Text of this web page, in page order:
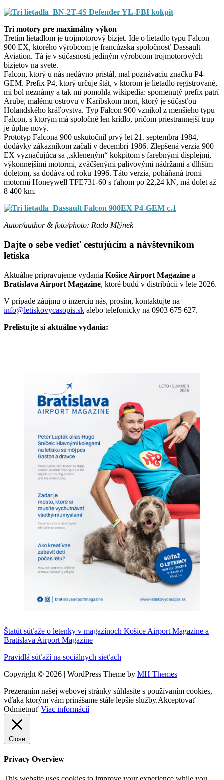
Tri motory pre maximálny výkon
Tretím lietadlom je trojmotorový bizjet. Ide o lietadlo typu Falcon
900 EX, ktorého výrobcom je francúzska spoločnosť Dassault
Aviation. Tá je v súčasnosti jediným výrobcom trojmotorových
bizjetov na svete.
Falcon, ktorý u nás nedávno pristál, mal poznávaciu značku P4-
GEM. Prefix P4, ktorý určuje štát, v ktorom je lietadlo registrované,
mi bol neznámy a tak mi pomohla wikipedia: spomenutý prefix patrí
Arube, malému ostrovu v Karibskom mori, ktorý je súčasťou
Holandského kráľovstva. Typ Falcon 900 vznikol z menšieho typu
Falcon, s ktorým má spoločné len krídlo, pričom priestrannejší trup
je úplne nový.
Prototyp Falcona 900 uskutočnil prvý let 21. septembra 1984,
dodávky zákazníkom začali v decembri 1986. Zlepšená verzia 900
EX vyznačujúca sa „skleneným“ kokpitom s farebnými displejmi,
výkonnejšími motormi, zväčšenými palivovými nádržami a dlhším
doletom, sa dodáva od roku 1996. Táto verzia, poháňaná tromi
motormi Honeywell TFE731-60 s ťahom po 22,24 kN, má dolet až
8 400 km.
Autor/author & foto/photo: Rado Mlýnek
Dajte o sebe vedieť cestujúcim a návštevníkom
letiska
Aktuálne pripravujeme vydania Košice Airport Magazine a
Bratislava Airport Magazine, ktoré budú v distribúcii v lete 2026.
V prípade záujmu o inzerciu nás, prosím, kontaktujte na
info@letiskovycasopis.sk alebo telefonicky na 0903 675 627.
Prelistujte si aktuálne vydania:
Štatút súťaže o letenky v magazínoch Košice Airport Magazine a
Bratislava Airport Magazine
Pravidlá súťaží na sociálnych sieťach
Copyright © 2026 | WordPress Theme by MH Themes
Prezeraním našej webovej stránky súhlasíte s používaním cookies,
vďaka ktorým vám prinášame stále lepšie služby.Akceptovať
Odmietnuť Viac informácií
Close
Privacy Overview